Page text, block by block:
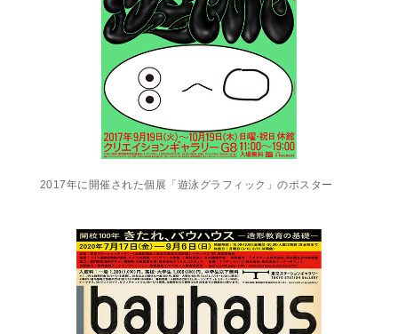
2017年に開催された個展「遊泳グラフィック」のポスター